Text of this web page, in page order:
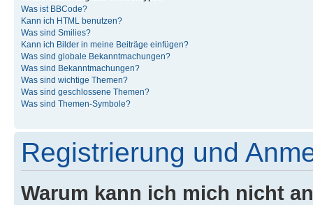
Was ist BBCode?
Kann ich HTML benutzen?
Was sind Smilies?
Kann ich Bilder in meine Beiträge einfügen?
Was sind globale Bekanntmachungen?
Was sind Bekanntmachungen?
Was sind wichtige Themen?
Was sind geschlossene Themen?
Was sind Themen-Symbole?
Registrierung und
Warum kann ich mich nicht